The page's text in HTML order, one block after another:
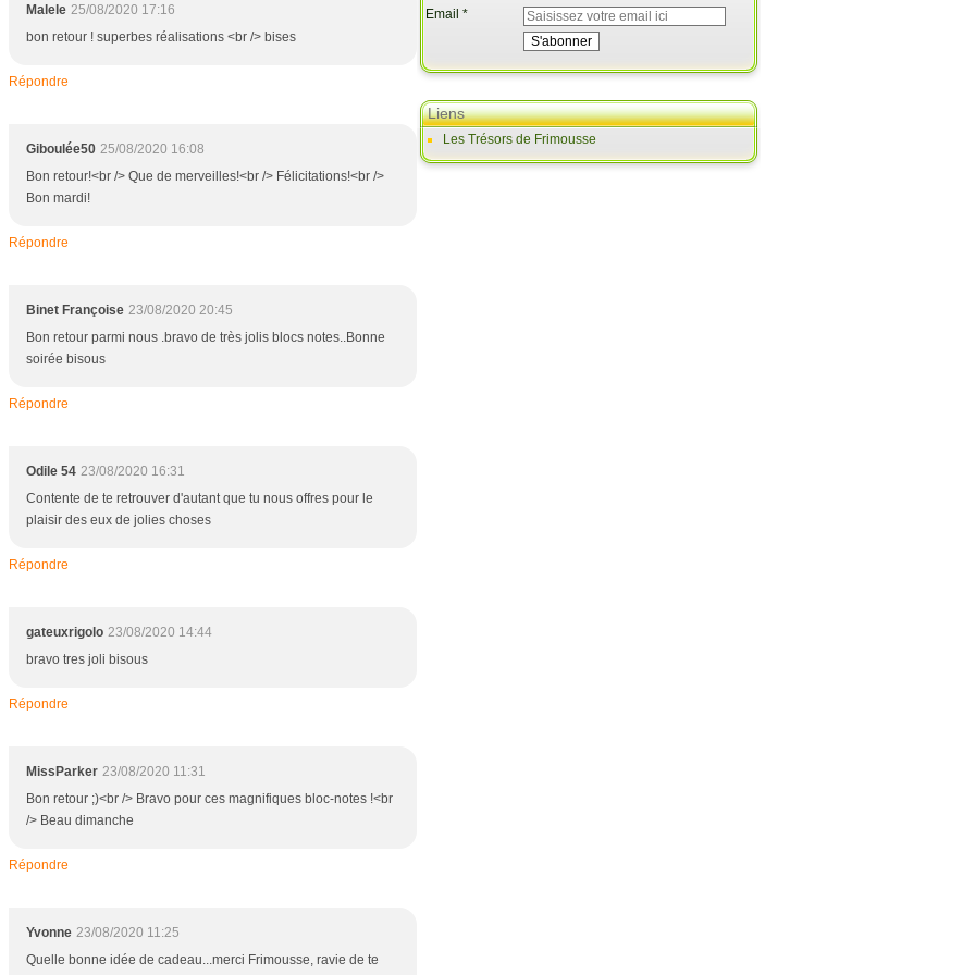
Malele 25/08/2020 17:16
bon retour ! superbes réalisations <br /> bises
Répondre
Giboulée50 25/08/2020 16:08
Bon retour!<br /> Que de merveilles!<br /> Félicitations!<br />
Bon mardi!
Répondre
Binet Françoise 23/08/2020 20:45
Bon retour parmi nous .bravo de très jolis blocs notes..Bonne
soirée bisous
Répondre
Odile 54 23/08/2020 16:31
Contente de te retrouver d'autant que tu nous offres pour le
plaisir des eux de jolies choses
Répondre
gateuxrigolo 23/08/2020 14:44
bravo tres joli bisous
Répondre
MissParker 23/08/2020 11:31
Bon retour ;)<br /> Bravo pour ces magnifiques bloc-notes !<br
/> Beau dimanche
Répondre
Yvonne 23/08/2020 11:25
Quelle bonne idée de cadeau...merci Frimousse, ravie de te
Email
Liens
Les Trésors de Frimousse